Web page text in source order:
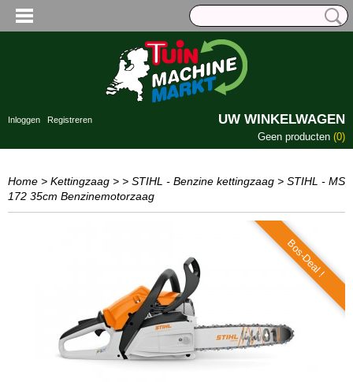
Inloggen Registreren UW WINKELWAGEN
Geen producten (0)
Home > Kettingzaag > > STIHL - Benzine kettingzaag > STIHL - MS
172 35cm Benzinemotorzaag
Bos-Deal !